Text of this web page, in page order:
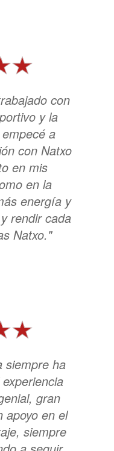
con
y la
a
con Natxo
en mis
en la
energía y
rendir cada
Natxo."
siempre ha
gran
apoyo en el
siempre